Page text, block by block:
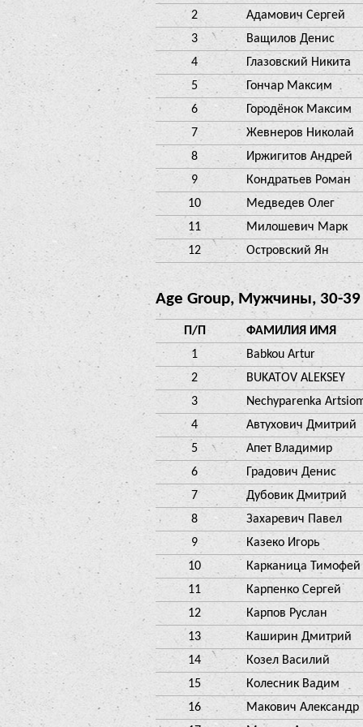
2
Адамович Сергей
3
Ващилов Денис
4
Глазовский Никита
5
Гончар Максим
6
Городёнок Максим
7
Жевнеров Николай
8
Иржигитов Андрей
9
Кондратьев Роман
10
Медведев Олег
11
Милошевич Марк
12
Островский Ян
Age Group, Мужчины, 30-39
П/П
ФАМИЛИЯ ИМЯ
1
Babkou Artur
2
BUKATOV ALEKSEY
3
Nechyparenka
4
Автухович Дмитрий
5
Апет Владимир
6
Градович Денис
7
Дубовик Дмитрий
8
Захаревич Павел
9
Казеко Игорь
10
Карканица Тимофей
11
Карпенко Сергей
12
Карпов Руслан
13
Каширин Дмитрий
14
Козел Василий
15
Колесник Вадим
16
Макович Александр